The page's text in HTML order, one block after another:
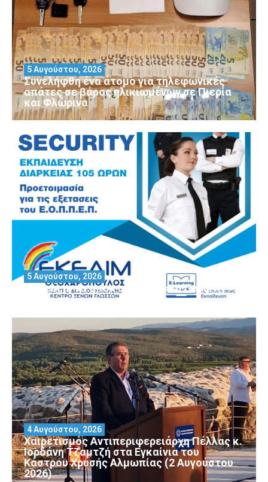
Συνελήφθη ένα άτομο για τηλεφωνικές
απάτες σε βάρος ηλικιωμένων σε Πιερία
και Φλώρινα
5 Αυγούστου, 2026
Θέλεις να αποκτήσεις άδεια Security?
5 Αυγούστου, 2026
Χαιρετισμός Αντιπεριφερειάρχη Πέλλας κ.
Ιορδάνη Τζαμτζή στα Εγκαίνια του
Κάστρου Χρυσής Αλμωπίας (2 Αυγούστου
2026)
4 Αυγούστου, 2026